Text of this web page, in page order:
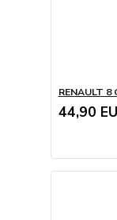
RENAULT
44,90